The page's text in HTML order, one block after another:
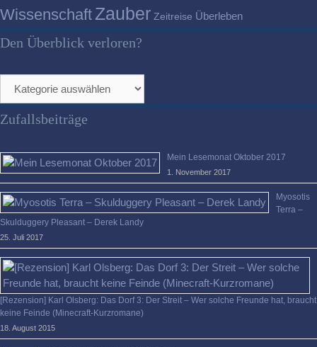
Wissenschaft Zauber Zeitreise Überleben
Den Überblick verloren?
Überblick
verloren?
Zufallsbeiträge
Mein Lesemonat Oktober 2017
1. November 2017
Myosotis
Terra –
Skulduggery Pleasant – Derek Landy
25. Juli 2017
[Rezension] Karl Olsberg: Das Dorf 3: Der Streit – Wer solche Freunde hat, braucht
keine Feinde (Minecraft-Kurzromane)
18. August 2015